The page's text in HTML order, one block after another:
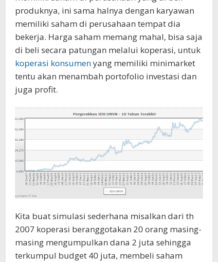
produknya, ini sama halnya dengan karyawan
memiliki saham di perusahaan tempat dia
bekerja. Harga saham memang mahal, bisa saja
di beli secara patungan melalui koperasi, untuk
koperasi konsumenyang memiliki minimarket
tentu akan menambah portofolio investasi dan
juga profit.
Kita buat simulasi sederhana misalkan dari th
2007 koperasi beranggotakan 20 orang masing-
masing mengumpulkan dana 2 juta sehingga
terkumpul budget 40 juta, membeli saham